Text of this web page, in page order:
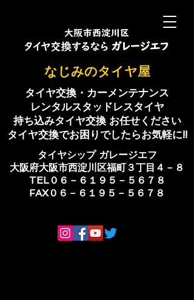
​なじみのタイヤ屋
タイヤ交換・カーメンテナンス
レンタルスタッドレスタイヤ
持ち込みタイヤ交換 お任せください
​タイヤ交換でお困りでしたらお気軽に!!
​タイヤシップ ​ガレージエフ
大阪府大阪市西淀川区福町３丁目４－８
TEL０６－６１９５－５６７８
​FAX０６－６１９５－５６７８